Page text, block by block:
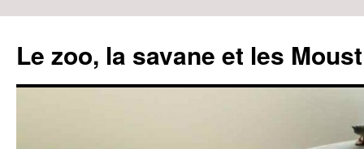
Le zoo, la savane et les